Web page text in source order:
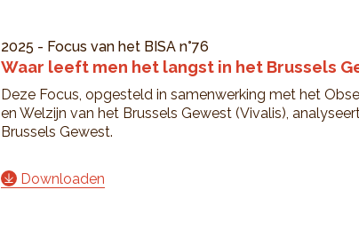
2025 - Focus van het BISA n°76
Waar leeft men het langst in het Brussels
Deze Focus, opgesteld in samenwerking met het
en Welzijn van het Brussels Gewest (Vivalis),
Brussels Gewest.
Downloaden